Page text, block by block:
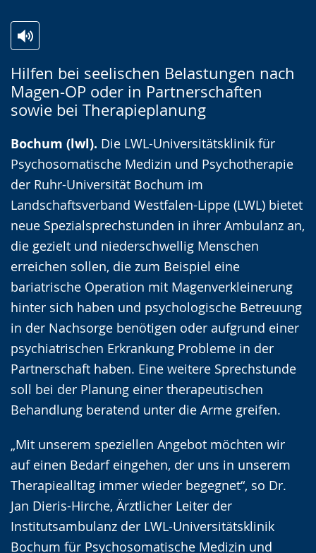
Hilfen bei seelischen Belastungen nach
Magen-OP oder in Partnerschaften
sowie bei Therapieplanung
Leichten
Sprache
wechseln.
Audio-
Unterstützung.
Video
in
Deutscher
Gebärdensprache
wird
angezeigt.
Bochum (lwl). Die LWL-Universitätsklinik für
Psychosomatische Medizin und Psychotherapie
der Ruhr-Universität Bochum im
Landschaftsverband Westfalen-Lippe (LWL) bietet
neue Spezialsprechstunden in ihrer Ambulanz an,
die gezielt und niederschwellig Menschen
erreichen sollen, die zum Beispiel eine
bariatrische Operation mit Magenverkleinerung
hinter sich haben und psychologische Betreuung
in der Nachsorge benötigen oder aufgrund einer
psychiatrischen Erkrankung Probleme in der
Partnerschaft haben. Eine weitere Sprechstunde
soll bei der Planung einer therapeutischen
Behandlung beratend unter die Arme greifen.
„Mit unserem speziellen Angebot möchten wir
auf einen Bedarf eingehen, der uns in unserem
Therapiealltag immer wieder begegnet“, so Dr.
Jan Dieris-Hirche, Ärztlicher Leiter der
Institutsambulanz der LWL-Universitätsklinik
Bochum für Psychosomatische Medizin und